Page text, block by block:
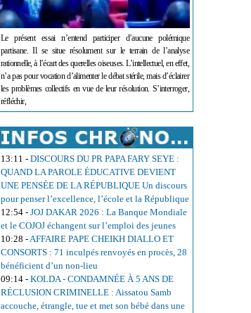
Le présent essai n’entend participer d’aucune polémique
partisane. Il se situe résolument sur le terrain de l’analyse
rationnelle, à l’écart des querelles oiseuses. L’intellectuel, en effet,
n’a pas pour vocation d’alimenter le débat stérile, mais d’éclairer
les problèmes collectifs en vue de leur résolution. S’interroger,
réfléchir,
13:11 - DISCOURS DU PR PAPA FARY SEYE :
QUAND LA PAROLE ÉDUCATIVE DEVIENT
UNE PENSÉE DE LA RÉPUBLIQUE Un discours
pour penser l’excellence, l’école et la République
12:54 - JOJ DAKAR 2026 : La Banque Mondiale
et le COJOJ échangent sur l’emploi des jeunes
10:28 -AFFAIRE PAPE CHEIKH DIALLO ET
CONSORTS : 71 inculpés renvoyés en procès, 28
bénéficient d’un non-lieu
09:14 - KOLDA - CONDAMNÉE À 5 ANS DE
RÉCLUSION CRIMINELLE : Aissatou Samb
accouche, étrangle, tue et met son bébé dans une